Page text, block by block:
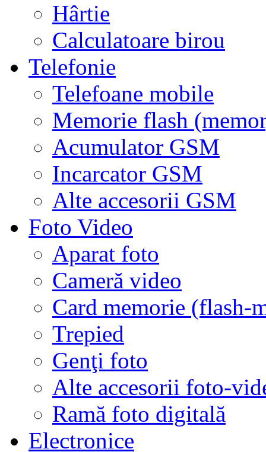
Hârtie
Calculatoare birou
Telefonie
Telefoane mobile
Memorie flash
Acumulator GSM
Incarcator GSM
Alte accesorii GSM
Foto Video
Aparat foto
Cameră video
Card memorie (flash-
Trepied
Genţi foto
Alte accesorii foto-
Ramă foto digitală
Electronice